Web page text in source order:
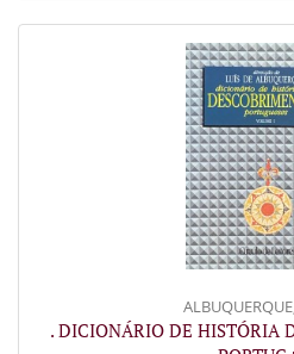
. DICIONÁRIO DE HISTÓRIA